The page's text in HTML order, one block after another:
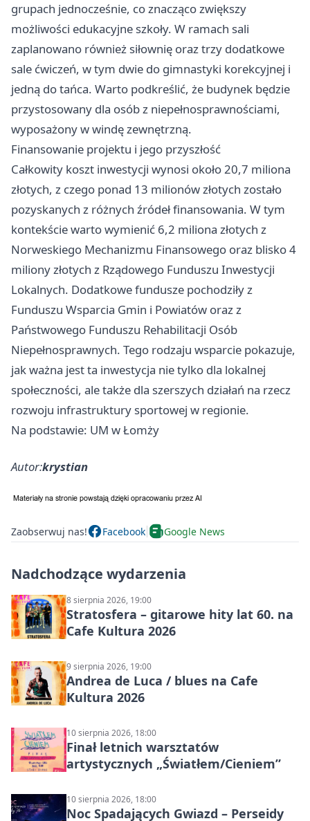
grupach jednocześnie, co znacząco zwiększy
możliwości edukacyjne szkoły. W ramach sali
zaplanowano również siłownię oraz trzy dodatkowe
sale ćwiczeń, w tym dwie do gimnastyki korekcyjnej i
jedną do tańca. Warto podkreślić, że budynek będzie
przystosowany dla osób z niepełnosprawnościami,
wyposażony w windę zewnętrzną.
Finansowanie projektu i jego przyszłość
Całkowity koszt inwestycji wynosi około 20,7 miliona
złotych, z czego ponad 13 milionów złotych zostało
pozyskanych z różnych źródeł finansowania. W tym
kontekście warto wymienić 6,2 miliona złotych z
Norweskiego Mechanizmu Finansowego oraz blisko 4
miliony złotych z Rządowego Funduszu Inwestycji
Lokalnych. Dodatkowe fundusze pochodziły z
Funduszu Wsparcia Gmin i Powiatów oraz z
Państwowego Funduszu Rehabilitacji Osób
Niepełnosprawnych. Tego rodzaju wsparcie pokazuje,
jak ważna jest ta inwestycja nie tylko dla lokalnej
społeczności, ale także dla szerszych działań na rzecz
rozwoju infrastruktury sportowej w regionie.
Na podstawie: UM w Łomży
Autor:krystian
Zaobserwuj nas! Facebook Google News
Nadchodzące wydarzenia
8 sierpnia 2026, 19:00
Stratosfera – gitarowe hity lat 60. na
Cafe Kultura 2026
9 sierpnia 2026, 19:00
Andrea de Luca / blues na Cafe
Kultura 2026
10 sierpnia 2026, 18:00
Finał letnich warsztatów
artystycznych „Światłem/Cieniem”
10 sierpnia 2026, 18:00
Noc Spadających Gwiazd – Perseidy